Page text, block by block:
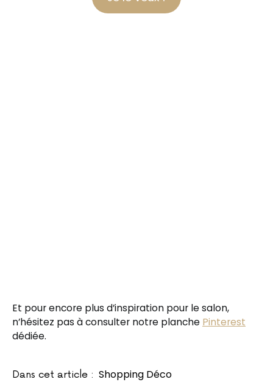
Et pour encore plus d’inspiration pour le salon,
n’hésitez pas à consulter notre planche Pinterest
dédiée.
Dans cet article : Shopping Déco